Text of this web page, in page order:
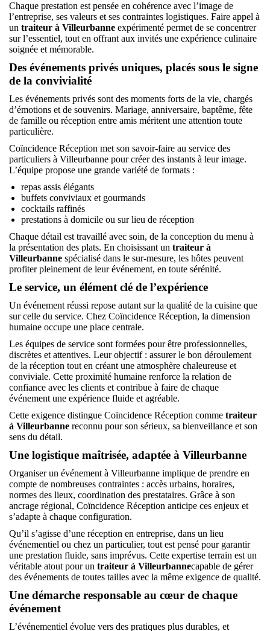
Chaque prestation est pensée en cohérence avec l’image de
l’entreprise, ses valeurs et ses contraintes logistiques. Faire appel à
un traiteur à Villeurbanne expérimenté permet de se concentrer
sur l’essentiel, tout en offrant aux invités une expérience culinaire
soignée et mémorable.
Des événements privés uniques, placés sous le signe
de la convivialité
Les événements privés sont des moments forts de la vie, chargés
d’émotions et de souvenirs. Mariage, anniversaire, baptême, fête
de famille ou réception entre amis méritent une attention toute
particulière.
Coïncidence Réception met son savoir-faire au service des
particuliers à Villeurbanne pour créer des instants à leur image.
L’équipe propose une grande variété de formats :
repas assis élégants
buffets conviviaux et gourmands
cocktails raffinés
prestations à domicile ou sur lieu de réception
Chaque détail est travaillé avec soin, de la conception du menu à
la présentation des plats. En choisissant un traiteur à
Villeurbanne spécialisé dans le sur-mesure, les hôtes peuvent
profiter pleinement de leur événement, en toute sérénité.
Le service, un élément clé de l’expérience
Un événement réussi repose autant sur la qualité de la cuisine que
sur celle du service. Chez Coïncidence Réception, la dimension
humaine occupe une place centrale.
Les équipes de service sont formées pour être professionnelles,
discrètes et attentives. Leur objectif : assurer le bon déroulement
de la réception tout en créant une atmosphère chaleureuse et
conviviale. Cette proximité humaine renforce la relation de
confiance avec les clients et contribue à faire de chaque
événement une expérience fluide et agréable.
Cette exigence distingue Coïncidence Réception comme traiteur
à Villeurbanne reconnu pour son sérieux, sa bienveillance et son
sens du détail.
Une logistique maîtrisée, adaptée à Villeurbanne
Organiser un événement à Villeurbanne implique de prendre en
compte de nombreuses contraintes : accès urbains, horaires,
normes des lieux, coordination des prestataires. Grâce à son
ancrage régional, Coïncidence Réception anticipe ces enjeux et
s’adapte à chaque configuration.
Qu’il s’agisse d’une réception en entreprise, dans un lieu
événementiel ou chez un particulier, tout est pensé pour garantir
une prestation fluide, sans imprévus. Cette expertise terrain est un
véritable atout pour un traiteur à Villeurbannecapable de gérer
des événements de toutes tailles avec la même exigence de qualité.
Une démarche responsable au cœur de chaque
événement
L’événementiel évolue vers des pratiques plus durables, et